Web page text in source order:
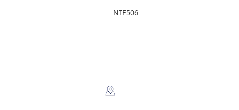
NTE506